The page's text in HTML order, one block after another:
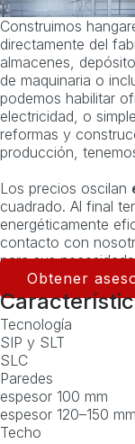
Construimos
directamente del
almacenes,
de maquinaria o
podemos habilitar
electricidad, o
reformas y
producción,
Los precios oscilan
cuadrado. Al final
energéticamente
contacto con
para sus
Obtener
Tecnología
SIP y SLT
SLC
Paredes
espesor 100 mm
espesor 120–150 mm
Techo